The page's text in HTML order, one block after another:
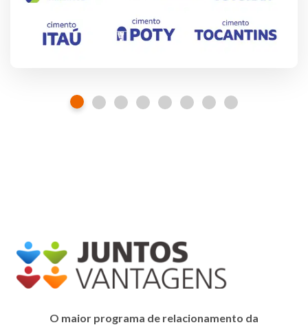
O maior programa de relacionamento da